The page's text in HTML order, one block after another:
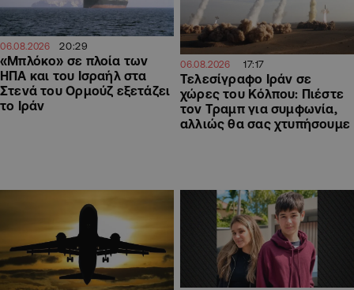
06.08.2026 20:29
«Μπλόκο» σε πλοία των
ΗΠΑ και του Ισραήλ στα
Στενά του Ορμούζ εξετάζει
το Ιράν
06.08.2026 17:17
Τελεσίγραφο Ιράν σε
χώρες του Κόλπου: Πιέστε
τον Τραμπ για συμφωνία,
αλλιώς θα σας χτυπήσουμε